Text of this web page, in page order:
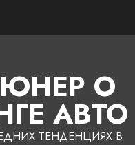
О
АВТО
ТЕНДЕНЦИЯХ В